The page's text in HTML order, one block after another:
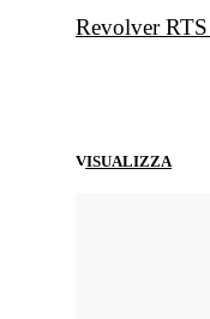
Revolver
VISUALIZZA